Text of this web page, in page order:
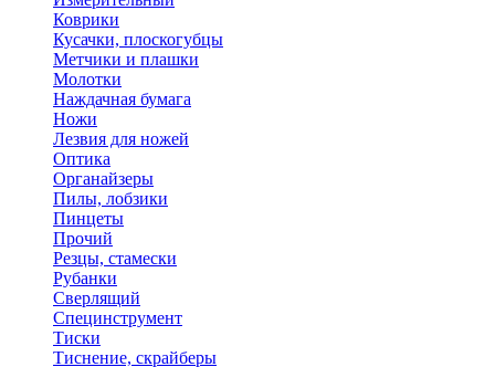
Коврики
Кусачки, плоскогубцы
Метчики и плашки
Молотки
Наждачная бумага
Ножи
Лезвия для ножей
Оптика
Органайзеры
Пилы, лобзики
Пинцеты
Прочий
Резцы, стамески
Рубанки
Сверлящий
Специнструмент
Тиски
Тиснение, скрайберы